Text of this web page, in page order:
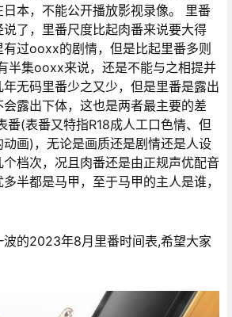
本，不能公开播放影视录像。 里番
了，里番尺度比起肉番来说要大得
有过ooxx的剧情，但是比起里番多则
半集ooxx来说，还是不能与之相提并
无码里番少之又少，但是里番是露出
露出下体，这也是两者最主要的差
番(表番又特指R18成人工口色情、但
画)，无论是画质还是剧情还是人设
档次，况且肉番还是由正规声优配音
半都是马甲，至于马甲的主人是谁，
的2023年8月里番时间表,希望大家